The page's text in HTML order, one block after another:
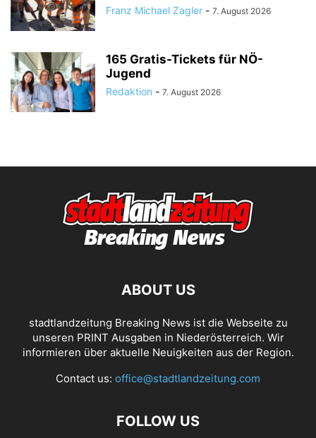
Franz Michael Zagler - 7. August 2026
165 Gratis-Tickets für NÖ-
Jugend
Redaktion - 7. August 2026
ABOUT US
stadtlandzeitung Breaking News ist die Webseite zu
unseren PRINT Ausgaben in Niederösterreich. Wir
informieren über aktuelle Neuigkeiten aus der Region.
Contact us: office@stadtlandzeitung.com
FOLLOW US